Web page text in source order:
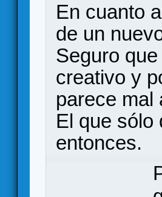
En cuanto
de un
Seguro
creativo y
parece mal
El que sólo
entonces.